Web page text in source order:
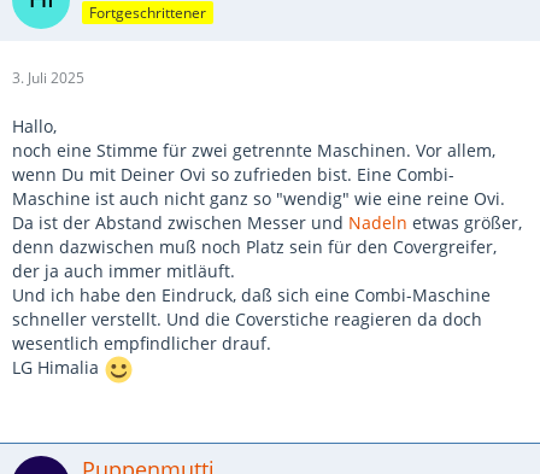
Fortgeschrittener
3. Juli 2025
Hallo,
noch eine Stimme für zwei getrennte Maschinen. Vor allem,
wenn Du mit Deiner Ovi so zufrieden bist. Eine Combi-
Maschine ist auch nicht ganz so "wendig" wie eine reine Ovi.
Da ist der Abstand zwischen Messer und Nadeln etwas größer,
denn dazwischen muß noch Platz sein für den Covergreifer,
der ja auch immer mitläuft.
Und ich habe den Eindruck, daß sich eine Combi-Maschine
schneller verstellt. Und die Coverstiche reagieren da doch
wesentlich empfindlicher drauf.
LG Himalia